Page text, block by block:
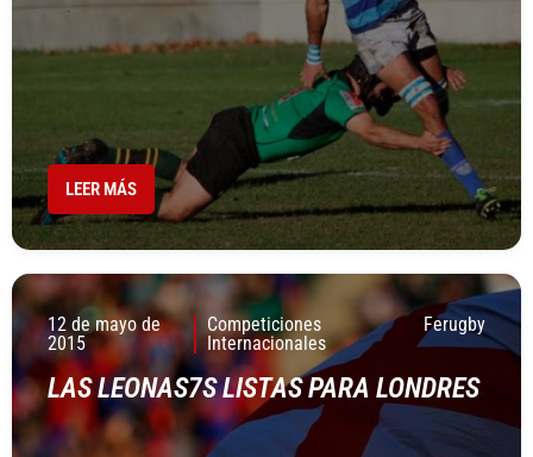
LEER MÁS
12 de mayo de
2015
Competiciones
Internacionales
Ferugby
LAS LEONAS7S LISTAS PARA LONDRES